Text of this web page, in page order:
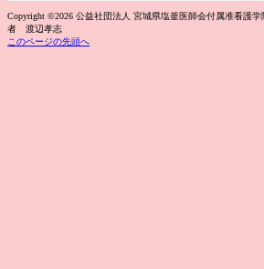
Copyright ©2026 公益社団法人 宮城県塩釜医師会付属准看護
者 渡辺孝志
このページの先頭へ